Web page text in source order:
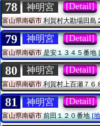
78 神明宮 [Detail]
富山県南砺市利賀村大勘場田島
79 神明宮 [Detail]
富山県南砺市是安１３４５番地
80 神明宮 [Detail]
富山県南砺市 利賀村上百瀬７６
81 神明宮 [Detail]
富山県南砺市前田１２０番地 [